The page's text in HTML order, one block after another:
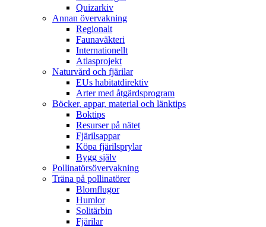
Quizarkiv
Annan övervakning
Regionalt
Faunaväkteri
Internationellt
Atlasprojekt
Naturvård och fjärilar
EUs habitatdirektiv
Arter med åtgärdsprogram
Böcker, appar, material och länktips
Boktips
Resurser på nätet
Fjärilsappar
Köpa fjärilsprylar
Bygg själv
Pollinatörsövervakning
Träna på pollinatörer
Blomflugor
Humlor
Solitärbin
Fjärilar